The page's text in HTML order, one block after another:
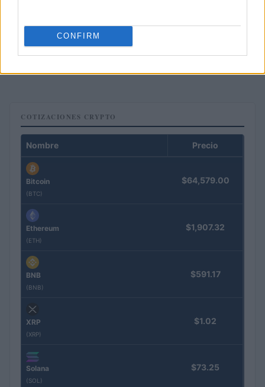
CONFIRM
Intervención conjunta de Japón y EE.UU. para frenar la caída
del yen
COTIZACIONES CRYPTO
Nombre Precio
Bitcoin
(BTC)
$64,579.00
Ethereum
(ETH)
$1,907.32
BNB
(BNB)
$591.17
XRP
(XRP)
$1.02
Solana
(SOL)
$73.25